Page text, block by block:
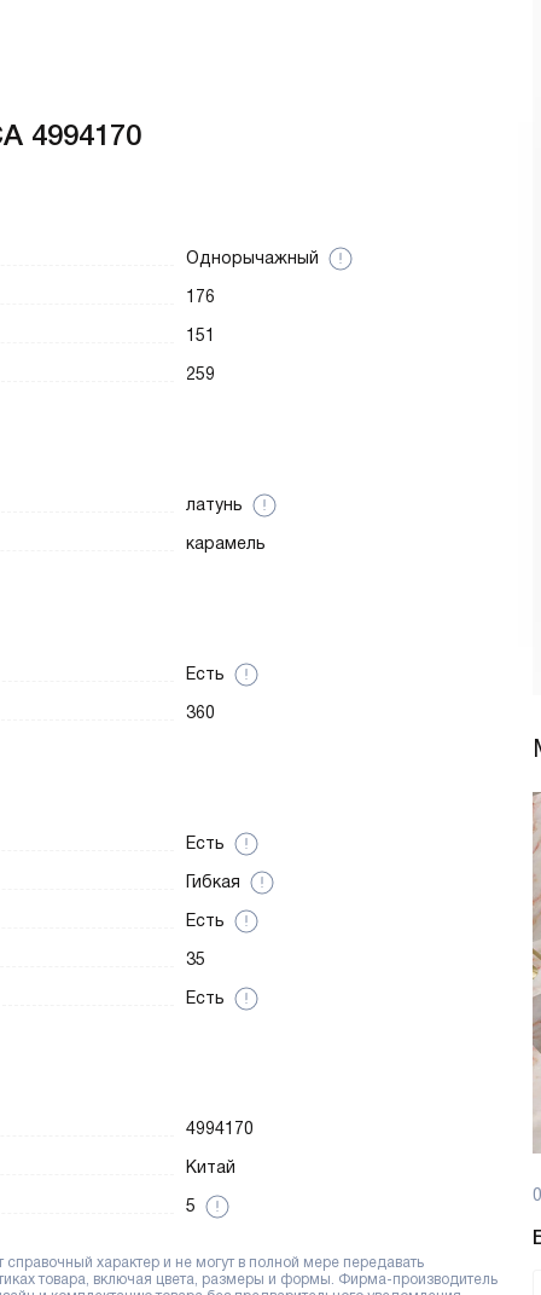
4994170
Однорычажный
176
151
259
латунь
карамель
Есть
360
Есть
Гибкая
Есть
35
Есть
4994170
Китай
5
характер и не могут в полной мере передавать
товара, включая цвета, размеры и формы. Фирма-производитель